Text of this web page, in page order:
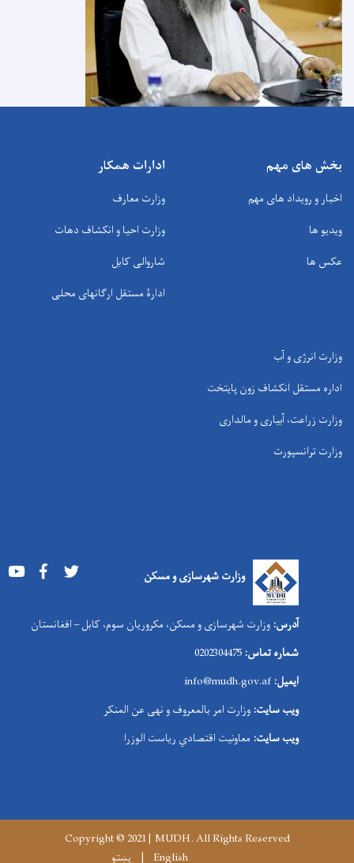
بخش های مهم
اخبار و رویداد های مهم
ویدیو ها
عکس ها
ادارات همکار
وزارت معارف
وزارت احیا و انکشاف دهات
شاروالی کابل
ادارۀ مستقل ارگانهای محلی
وزارت انرژی و آب
اداره مستقل انکشاف زون پایتخت
وزارت زراعت، آبیاری و مالداری
وزارت ترانسپورت
وزارت شهرسازی و مسکن Youtube Facebook
آدرس: وزارت شهرسازی و مسکن، مکروریان سوم، کابل – افغانستان
شماره تماس:
ایمیل: info@mudh.gov.af
ویب سایت: وزارت امر بالمعروف و نهی عن المنکر
ویب سایت: معاونیت اقتصادي ریاست الوزرا
Copyright © 2021 | MUDH. All Rights Reserved
English
پښتو